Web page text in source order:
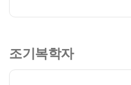
조기복학자